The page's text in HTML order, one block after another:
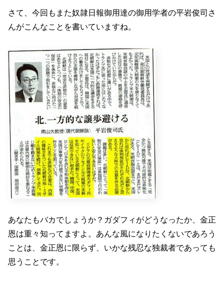
さて、今回もまた奴隷日報御用達の御用学者の平岩俊司さ
んがこんなことを書いていますね。
あなたもバカでしょうか？ガダフィがどうなったか、金正
恩は重々知ってますよ。あんな風になりたくないであろう
ことは、金正恩に限らず、いかな残忍な独裁者であっても
思うことです。